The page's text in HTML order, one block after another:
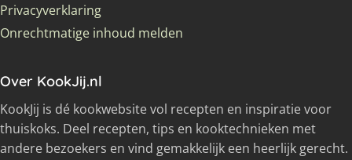
Privacyverklaring
Onrechtmatige inhoud melden
Over KookJij.nl
KookJij is dé kookwebsite vol recepten en inspiratie voor
thuiskoks. Deel recepten, tips en kooktechnieken met
andere bezoekers en vind gemakkelijk een heerlijk gerecht.